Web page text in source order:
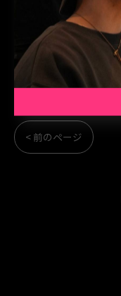
#ミッドナイト
< 前のページ